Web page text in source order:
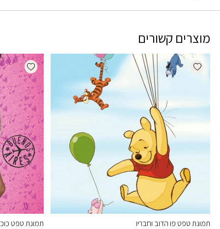
מוצרים קשורים
Add wishlist
תמונת טפט פו הדוב וחבריו
wishlist
תמונת טפט